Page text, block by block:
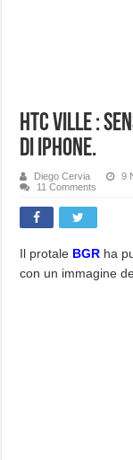
Htc Ville :
di iPhone.
Diego Cervia 9
11 Comments
Il protale BGR ha
con un immagine